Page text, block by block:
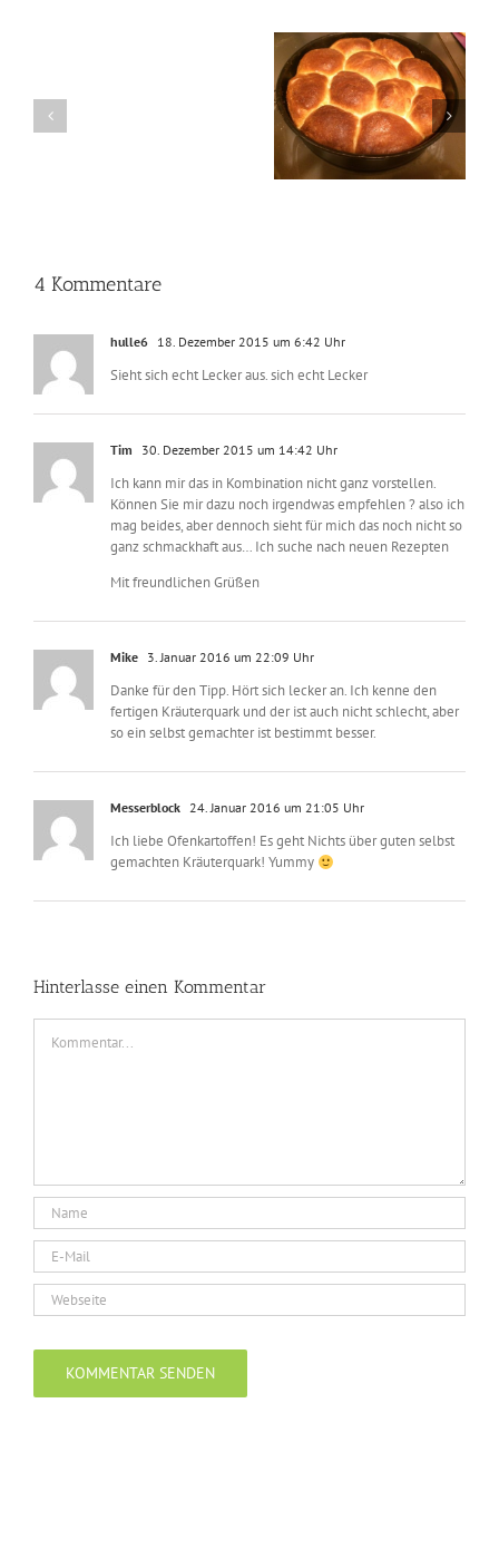
Streuselkuchen mit
Apfel oder auch
anderen Füllungen
4 Kommentare
hulle6 18. Dezember 2015 um 6:42 Uhr
Sieht sich echt Lecker aus. sich echt Lecker
Tim 30. Dezember 2015 um 14:42 Uhr
Ich kann mir das in Kombination nicht ganz vorstellen.
Können Sie mir dazu noch irgendwas empfehlen ? also ich
mag beides, aber dennoch sieht für mich das noch nicht so
ganz schmackhaft aus… Ich suche nach neuen Rezepten
Mit freundlichen Grüßen
Mike 3. Januar 2016 um 22:09 Uhr
Danke für den Tipp. Hört sich lecker an. Ich kenne den
fertigen Kräuterquark und der ist auch nicht schlecht, aber
so ein selbst gemachter ist bestimmt besser.
Messerblock 24. Januar 2016 um 21:05 Uhr
Ich liebe Ofenkartoffen! Es geht Nichts über guten selbst
gemachten Kräuterquark! Yummy
Hinterlasse einen Kommentar